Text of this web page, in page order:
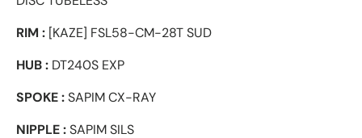
RIM : [KAZE] FSL58-CM-28T SUD
HUB : DT240S EXP
SPOKE :SAPIM CX-RAY
NIPPLE :SAPIM SILS